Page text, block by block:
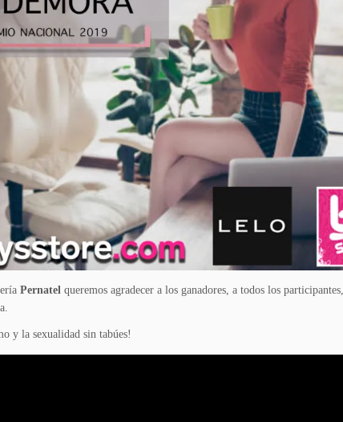
Pernatel queremos agradecer a los ganadores, a todos los
y la sexualidad sin tabúes!